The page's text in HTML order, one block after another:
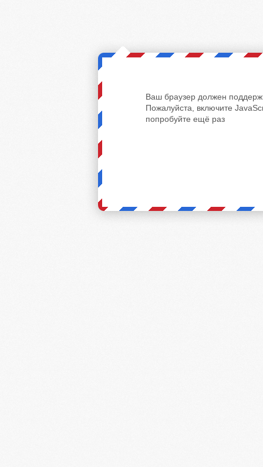
Ваш браузер должен
Пожалуйста, включите
попробуйте ещё раз